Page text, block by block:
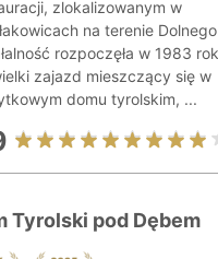
zlokalizowanym w
na terenie
rozpoczęła w 1983
zajazd mieszczący się w
domu tyrolskim, ...
Tyrolski pod Dębem